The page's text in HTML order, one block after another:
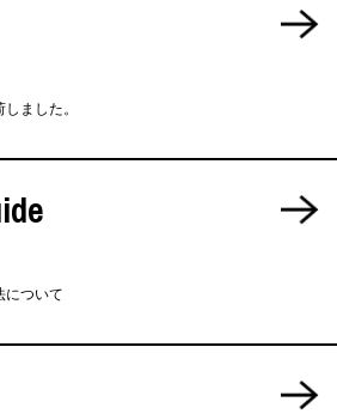
ました。
について